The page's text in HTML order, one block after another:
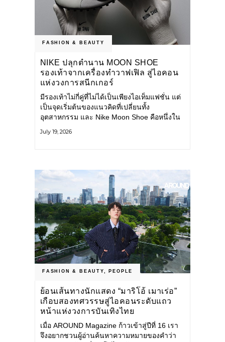
FASHION & BEAUTY
NIKE ปลุกตำนาน MOON SHOE
รองเท้าจากเครื่องทำวาฟเฟิล สู่ไอคอน
แห่งวงการสนีกเกอร์
มีรองเท้าไม่กี่คู่ที่ไม่ได้เป็นเพียงไอเท็มแฟชั่น แต่
เป็นจุดเริ่มต้นของแนวคิดที่เปลี่ยนทั้ง
อุตสาหกรรม และ Nike Moon Shoe คือหนึ่งใน
ศตวรรษก่อน กำลังกลับมาอีกครั้ง พร้อมพาเรื่อง
July 19, 2026
FASHION & BEAUTY, PEOPLE
ย้อนเส้นทางนักแสดง “มาริโอ้ เมาเร่อ”
เกือบสองทศวรรษสู่ไอคอนระดับแถว
หน้าแห่งวงการบันเทิงไทย
เมื่อ AROUND Magazine ก้าวเข้าสู่ปีที่ 16 เรา
จึงอยากชวนผู้อ่านค้นหาความหมายของคำว่า